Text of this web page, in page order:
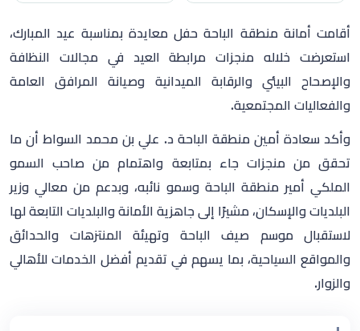
أقامت ⁧‫أمانة منطقة الباحة‬⁩ حفل معايدة بمناسبة ⁧‫عيد المبارك‬⁩،
استعرضت خلاله منجزات مرابطة العيد في مجالات النظافة
والإصحاح البيئي والرقابة الميدانية وصيانة المرافق العامة
والفعاليات المجتمعية.
وأكد سعادة أمين منطقة الباحة‬⁩ د. علي بن محمد السواط أن ما
تحقق من منجزات جاء بمتابعة واهتمام من صاحب السمو
الملكي أمير منطقة ⁧‫الباحة‬⁩ وسمو نائبه، وبدعم من معالي وزير
البلديات والإسكان‬⁩، مشيرًا إلى جاهزية الأمانة والبلديات التابعة لها
لاستقبال موسم صيف الباحة‬⁩ وتهيئة المنتزهات والحدائق
والمواقع السياحية، بما يسهم في تقديم أفضل الخدمات للأهالي
والزوار.